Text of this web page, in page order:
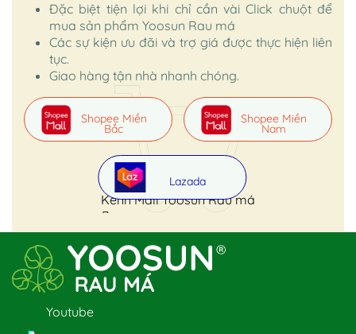
Đặc biệt tiện lợi khi chỉ cần vài Click chuột để
mua sản phẩm Yoosun Rau má
Các sự kiện ưu đãi và trợ giá được thực hiện liên
tục.
Giao hàng tận nhà nhanh chóng.
Kênh Mall Yoosun Rau má
Shopee Miền
Bắc
Shopee Miền
Nam
Lazada
Youtube